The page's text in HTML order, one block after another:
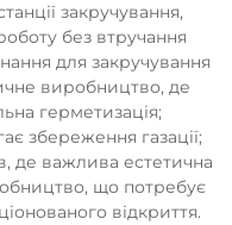
закручування,
без втручання
для закручування
виробництво, де
герметизація;
збереження газації;
де важлива естетична
що потребує
відкриття.